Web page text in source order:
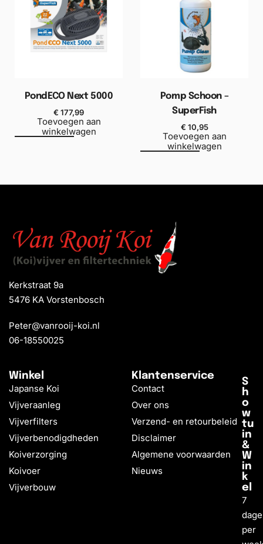
PondECO Next 5000
€ 177,99
Toevoegen aan
winkelwagen
Pomp Schoon –
SuperFish
€ 10,95
Toevoegen aan
winkelwagen
Kerkstraat 9a
5476 KA Vorstenbosch
Peter@vanrooij-koi.nl
06-18550025
Winkel
Japanse Koi
Vijveraanleg
Vijverfilters
Vijverbenodigdheden
Koiverzorging
Koivoer
Vijverbouw
Klantenservice
Contact
Over ons
Verzend- en retourbeleid
Disclaimer
Algemene voorwaarden
Nieuws
S
h
o
w
tu
in
&
W
in
k
el
7
per